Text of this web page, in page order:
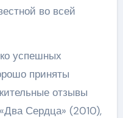
во всей
успешных
приняты
отзывы
Сердца» (2010),